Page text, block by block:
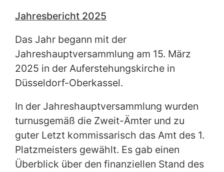
Jahresbericht 2025
Das Jahr begann mit der
Jahreshauptversammlung am 15. März
2025 in der Auferstehungskirche in
Düsseldorf-Oberkassel.
In der Jahreshauptversammlung wurden
turnusgemäß die Zweit-Ämter und zu
guter Letzt kommissarisch das Amt des 1.
Platzmeisters gewählt. Es gab einen
Überblick über den finanziellen Stand des